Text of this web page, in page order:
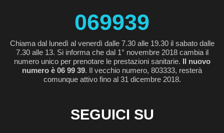
069939
Chiama dal lunedì al venerdì dalle 7.30 alle 19.30 il sabato dalle
7.30 alle 13. Si informa che dal 1° novembre 2018 cambia il
numero unico per prenotare le prestazioni sanitarie. Il nuovo
numero è 06 99 39. Il vecchio numero, 803333, resterà
comunque attivo fino al 31 dicembre 2018.
SEGUICI SU